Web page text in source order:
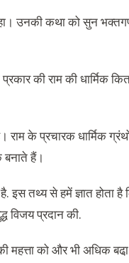
उनकी कथा को सुन
प्रकार की राम की धार्मिक
राम के प्रचारक धार्मिक
हैं।
इस तथ्य से हमें ज्ञात होता है
विजय प्रदान की.
महत्ता को और भी अधिक